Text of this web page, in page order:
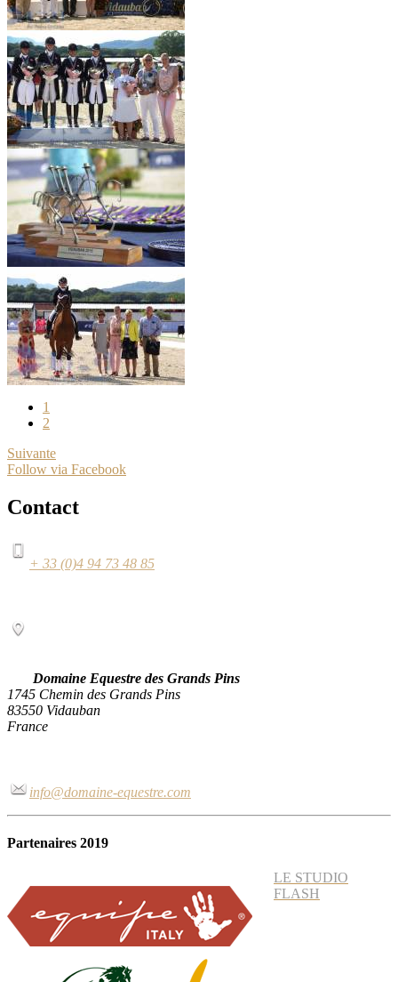
1
2
Suivante
Follow via Facebook
Contact
+ 33 (0)4 94 73 48 85
Domaine Equestre des Grands Pins
1745 Chemin des Grands Pins
83550 Vidauban
France
info@domaine-equestre.com
Partenaires 2019
LE STUDIO
FLASH